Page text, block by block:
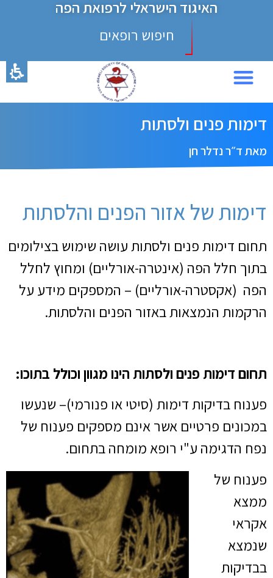
האיגוד הישראלי לרפואת הפה
חיפוש רופאים
דימות פנים ולסתות
מאת ד״ר נדלר חן
דימות של אזור הפנים והלסתות
תחום דימות פנים ולסתות עושה שימוש בצילומים
בתוך חלל הפה (אינטרה-אורליים) ומחוץ לחלל
הפה (אקסטרה-אורליים) – המספקים מידע על
הרקמות הנמצאות באזור הפנים והלסתות.
תחום דימות פנים ולסתות הינו מגוון וכולל בתוכו:
פענוח בדיקות דימות (סיטי או פנורמי)– שנעשו
במכונים פרטיים אשר אינם מספקים פענוח של
נפח הדגימה ע"י רופא מומחה בתחום.
פענוח של
ממצא
אקראי
שנמצא
בבדיקות